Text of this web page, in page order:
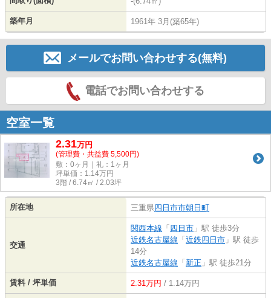
築年月 1961年 3月(築65年)
メールでお問い合わせする(無料)
電話でお問い合わせする
空室一覧
2.31万円
(管理費・共益費 5,500円)
敷：0ヶ月｜礼：1ヶ月
坪単価： 1.14万円
3階 / 6.74㎡ / 2.03坪
所在地 三重県四日市市朝日町
交通
関西本線 「 四日市 」駅 徒歩3分
近鉄名古屋線 「 近鉄四日市 」駅 徒歩
14分
近鉄名古屋線 「 新正 」駅 徒歩21分
賃料 / 坪単価 2.31万円 / 1.14万円